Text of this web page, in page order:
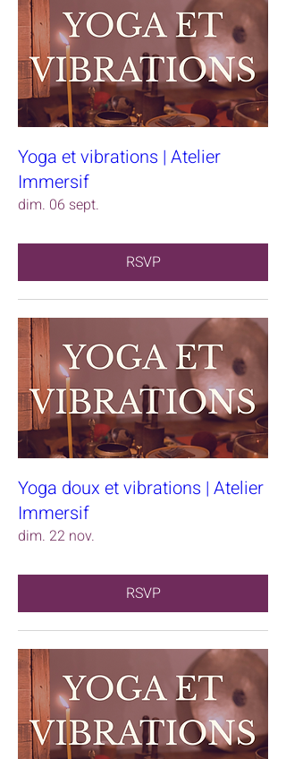
Yoga et vibrations | Atelier
Immersif
dim. 06 sept.
RSVP
Yoga doux et vibrations | Atelier
Immersif
dim. 22 nov.
RSVP